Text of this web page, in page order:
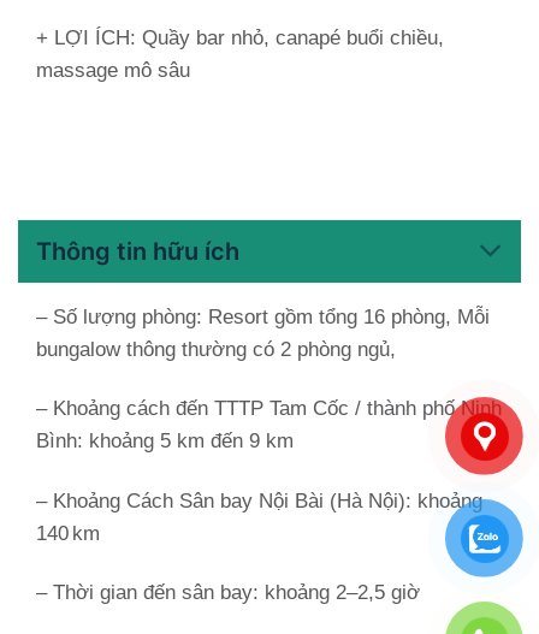
+ LỢI ÍCH: Quầy bar nhỏ, canapé buổi chiều,
massage mô sâu
Thông tin hữu ích
– Số lượng phòng: Resort gồm tổng 16 phòng, Mỗi
bungalow thông thường có 2 phòng ngủ,
– Khoảng cách đến TTTP Tam Cốc / thành phố Ninh
Bình: khoảng 5 km đến 9 km
– Khoảng Cách Sân bay Nội Bài (Hà Nội): khoảng
140 km
– Thời gian đến sân bay: khoảng 2–2,5 giờ